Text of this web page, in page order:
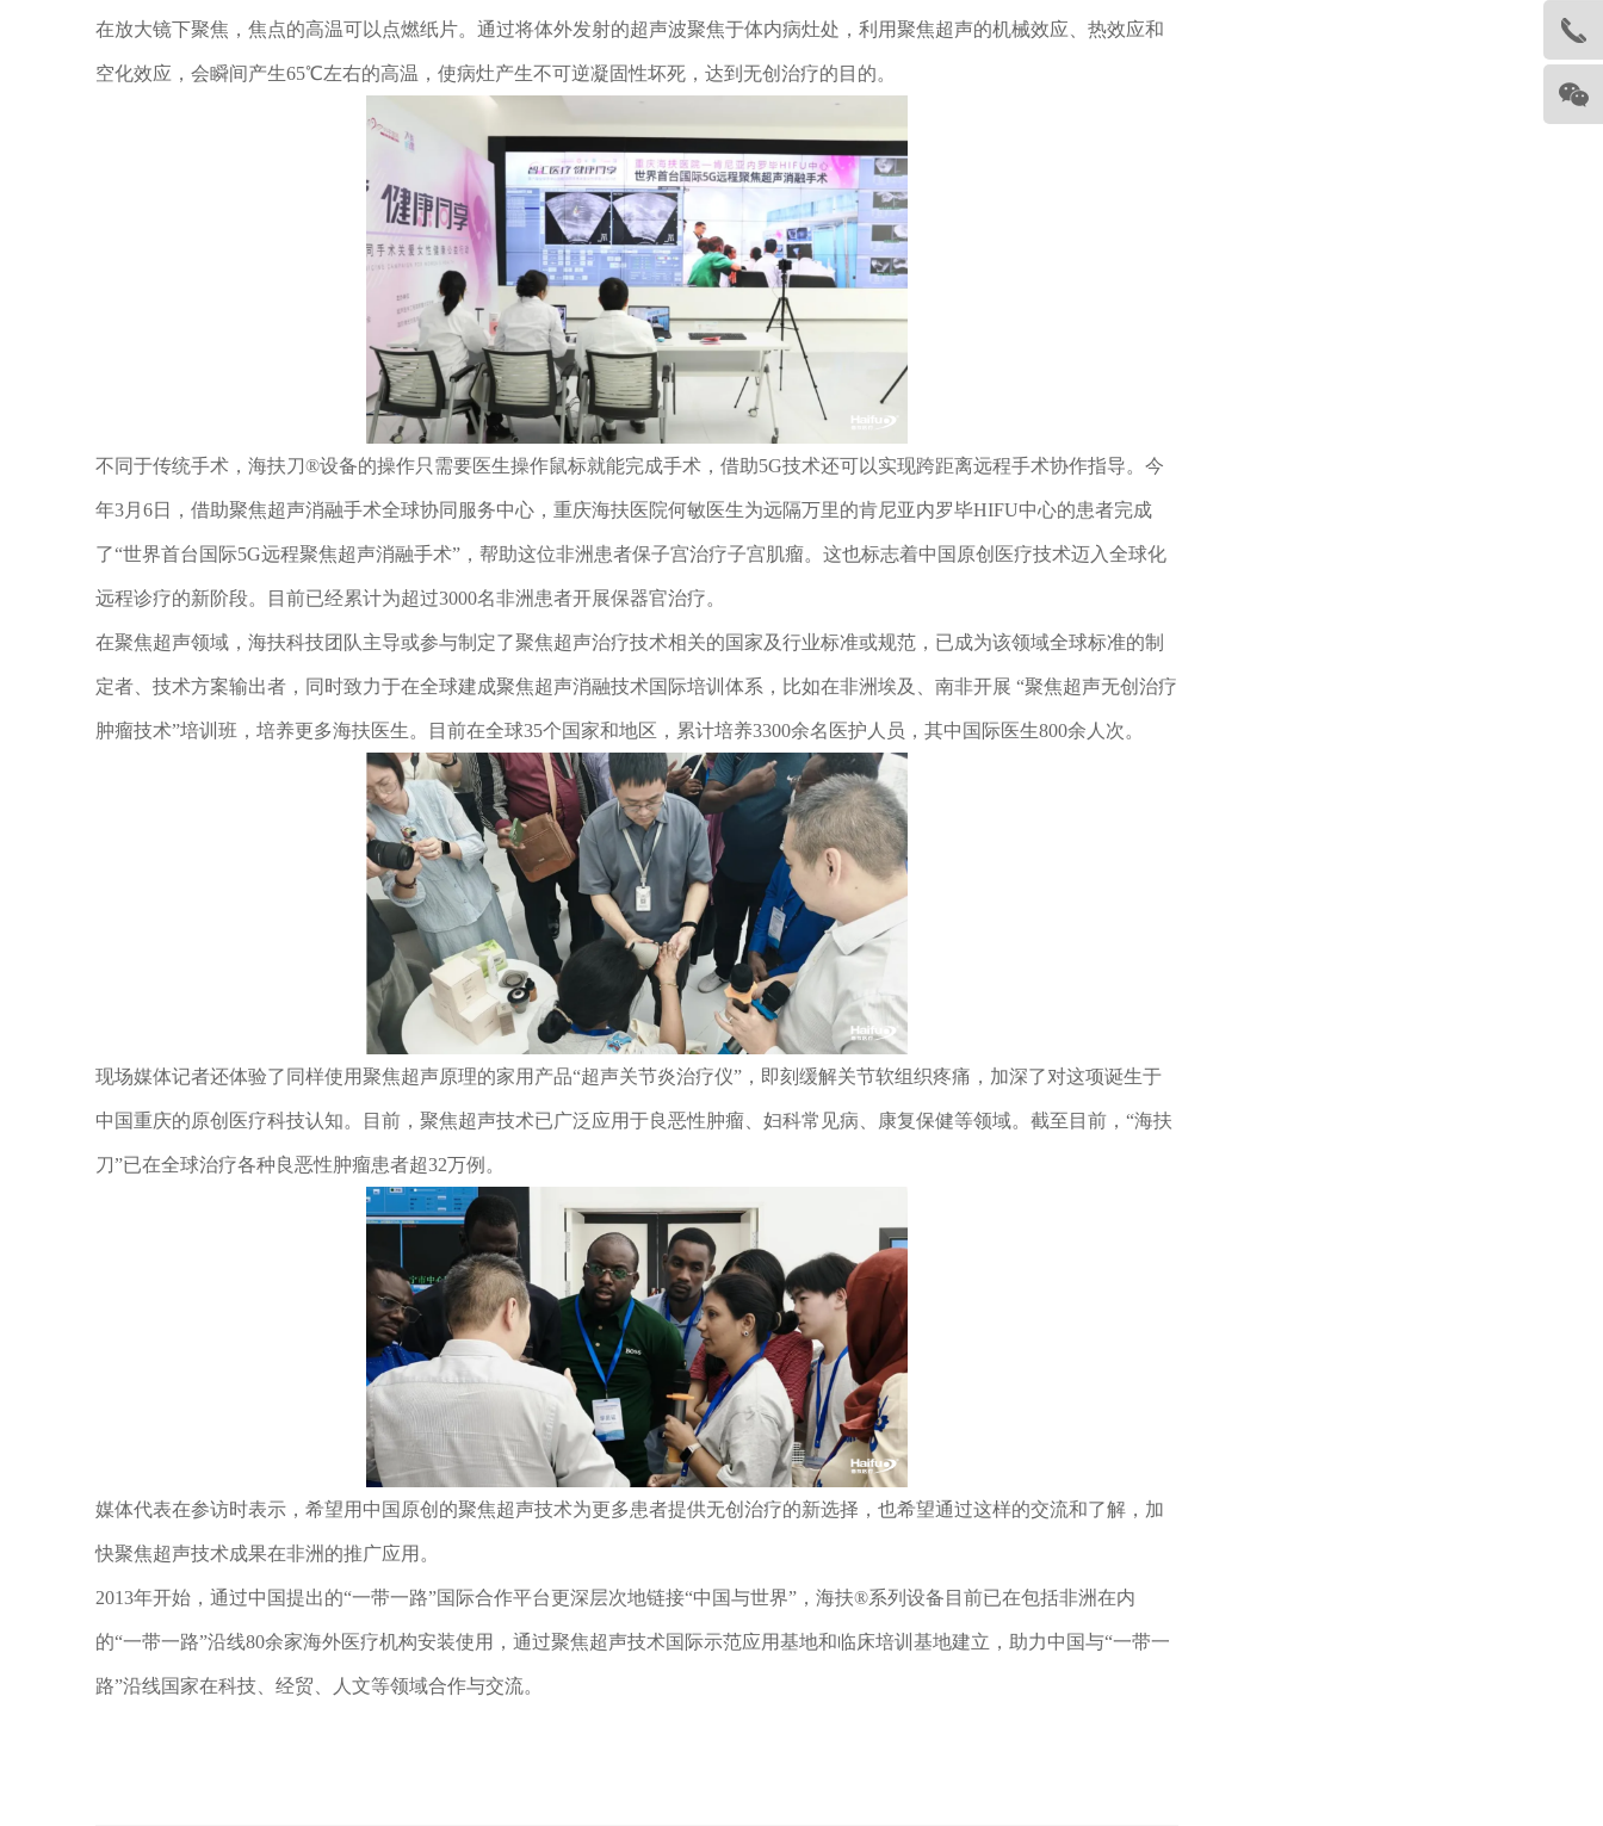
在放大镜下聚焦，焦点的高温可以点燃纸片。通过将体外发射的超声波聚焦于体内病灶处，利用聚焦超声的机械效应、热效应和
空化效应，会瞬间产生65℃左右的高温，使病灶产生不可逆凝固性坏死，达到无创治疗的目的。
不同于传统手术，海扶刀®设备的操作只需要医生操作鼠标就能完成手术，借助5G技术还可以实现跨距离远程手术协作指导。今
年3月6日，借助聚焦超声消融手术全球协同服务中心，重庆海扶医院何敏医生为远隔万里的肯尼亚内罗毕HIFU中心的患者完成
了“世界首台国际5G远程聚焦超声消融手术”，帮助这位非洲患者保子宫治疗子宫肌瘤。这也标志着中国原创医疗技术迈入全球化
远程诊疗的新阶段。目前已经累计为超过3000名非洲患者开展保器官治疗。
在聚焦超声领域，海扶科技团队主导或参与制定了聚焦超声治疗技术相关的国家及行业标准或规范，已成为该领域全球标准的制
定者、技术方案输出者，同时致力于在全球建成聚焦超声消融技术国际培训体系，比如在非洲埃及、南非开展 “聚焦超声无创治疗
肿瘤技术”培训班，培养更多海扶医生。目前在全球35个国家和地区，累计培养3300余名医护人员，其中国际医生800余人次。
现场媒体记者还体验了同样使用聚焦超声原理的家用产品“超声关节炎治疗仪”，即刻缓解关节软组织疼痛，加深了对这项诞生于
中国重庆的原创医疗科技认知。目前，聚焦超声技术已广泛应用于良恶性肿瘤、妇科常见病、康复保健等领域。截至目前，“海扶
刀”已在全球治疗各种良恶性肿瘤患者超32万例。
媒体代表在参访时表示，希望用中国原创的聚焦超声技术为更多患者提供无创治疗的新选择，也希望通过这样的交流和了解，加
快聚焦超声技术成果在非洲的推广应用。
2013年开始，通过中国提出的“一带一路”国际合作平台更深层次地链接“中国与世界”，海扶®系列设备目前已在包括非洲在内
的“一带一路”沿线80余家海外医疗机构安装使用，通过聚焦超声技术国际示范应用基地和临床培训基地建立，助力中国与“一带一
路”沿线国家在科技、经贸、人文等领域合作与交流。